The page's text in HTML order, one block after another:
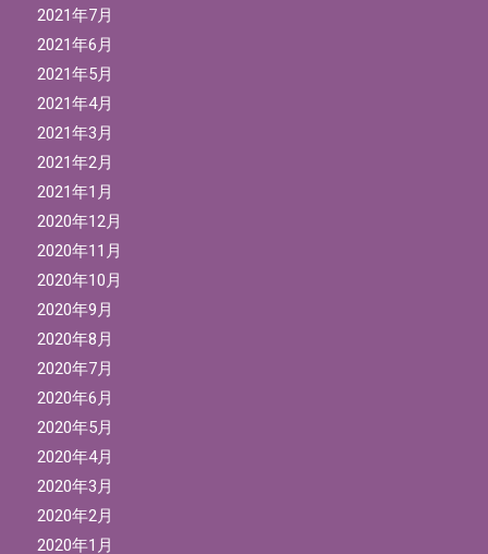
2021年7月
2021年6月
2021年5月
2021年4月
2021年3月
2021年2月
2021年1月
2020年12月
2020年11月
2020年10月
2020年9月
2020年8月
2020年7月
2020年6月
2020年5月
2020年4月
2020年3月
2020年2月
2020年1月